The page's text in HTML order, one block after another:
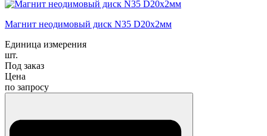
Магнит неодимовый диск N35 D20x2мм
Единица измерения
шт.
Под заказ
Цена
по запросу